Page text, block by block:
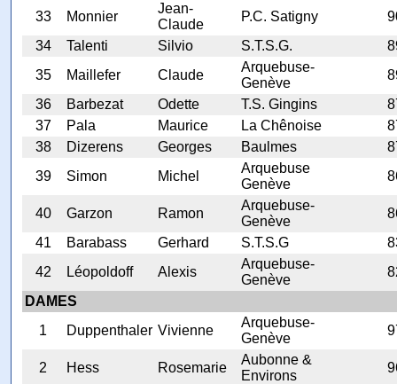
33 Monnier
Jean-
Claude
P.C. Satigny
34
Talenti Silvio S.T.S.G.
35
Maillefer Claude
Arquebuse-
Genève
36
Barbezat Odette T.S. Gingins
37
Pala Maurice La Chênoise
38
Dizerens Georges Baulmes
39
Simon Michel
Arquebuse
Genève
40 Garzon Ramon
Arquebuse-
Genève
41
Barabass Gerhard S.T.S.G
42
Léopoldoff Alexis
Arquebuse-
Genève
DAMES
1
Duppenthaler Vivienne
Arquebuse-
Genève
2 Hess Rosemarie
Aubonne &
Environs